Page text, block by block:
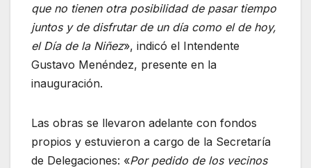
que no tienen otra posibilidad de pasar tiempo
juntos y de disfrutar de un día como el de hoy,
el Día de la Niñez», indicó el Intendente
Gustavo Menéndez, presente en la
inauguración.
Las obras se llevaron adelante con fondos
propios y estuvieron a cargo de la Secretaría
de Delegaciones: «Por pedido de los vecinos